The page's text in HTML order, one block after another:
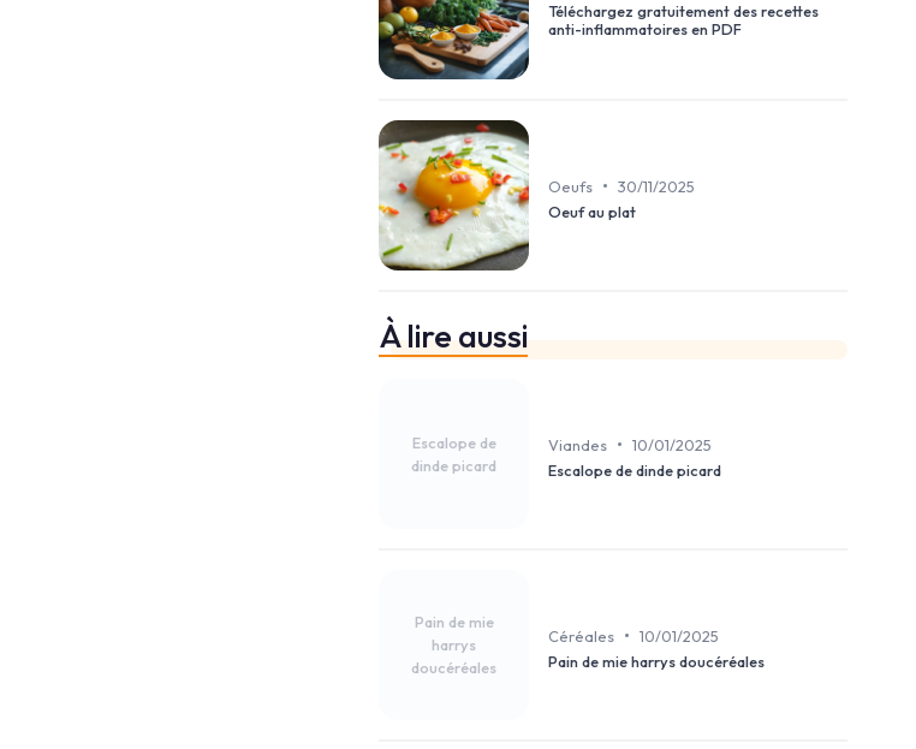
Téléchargez gratuitement des recettes
anti-inflammatoires en PDF
Oeufs • 30/11/2025
Oeuf au plat
À lire aussi
Escalope de
dinde picard
Viandes • 10/01/2025
Escalope de dinde picard
Pain de mie
harrys
doucéréales
Céréales • 10/01/2025
Pain de mie harrys doucéréales